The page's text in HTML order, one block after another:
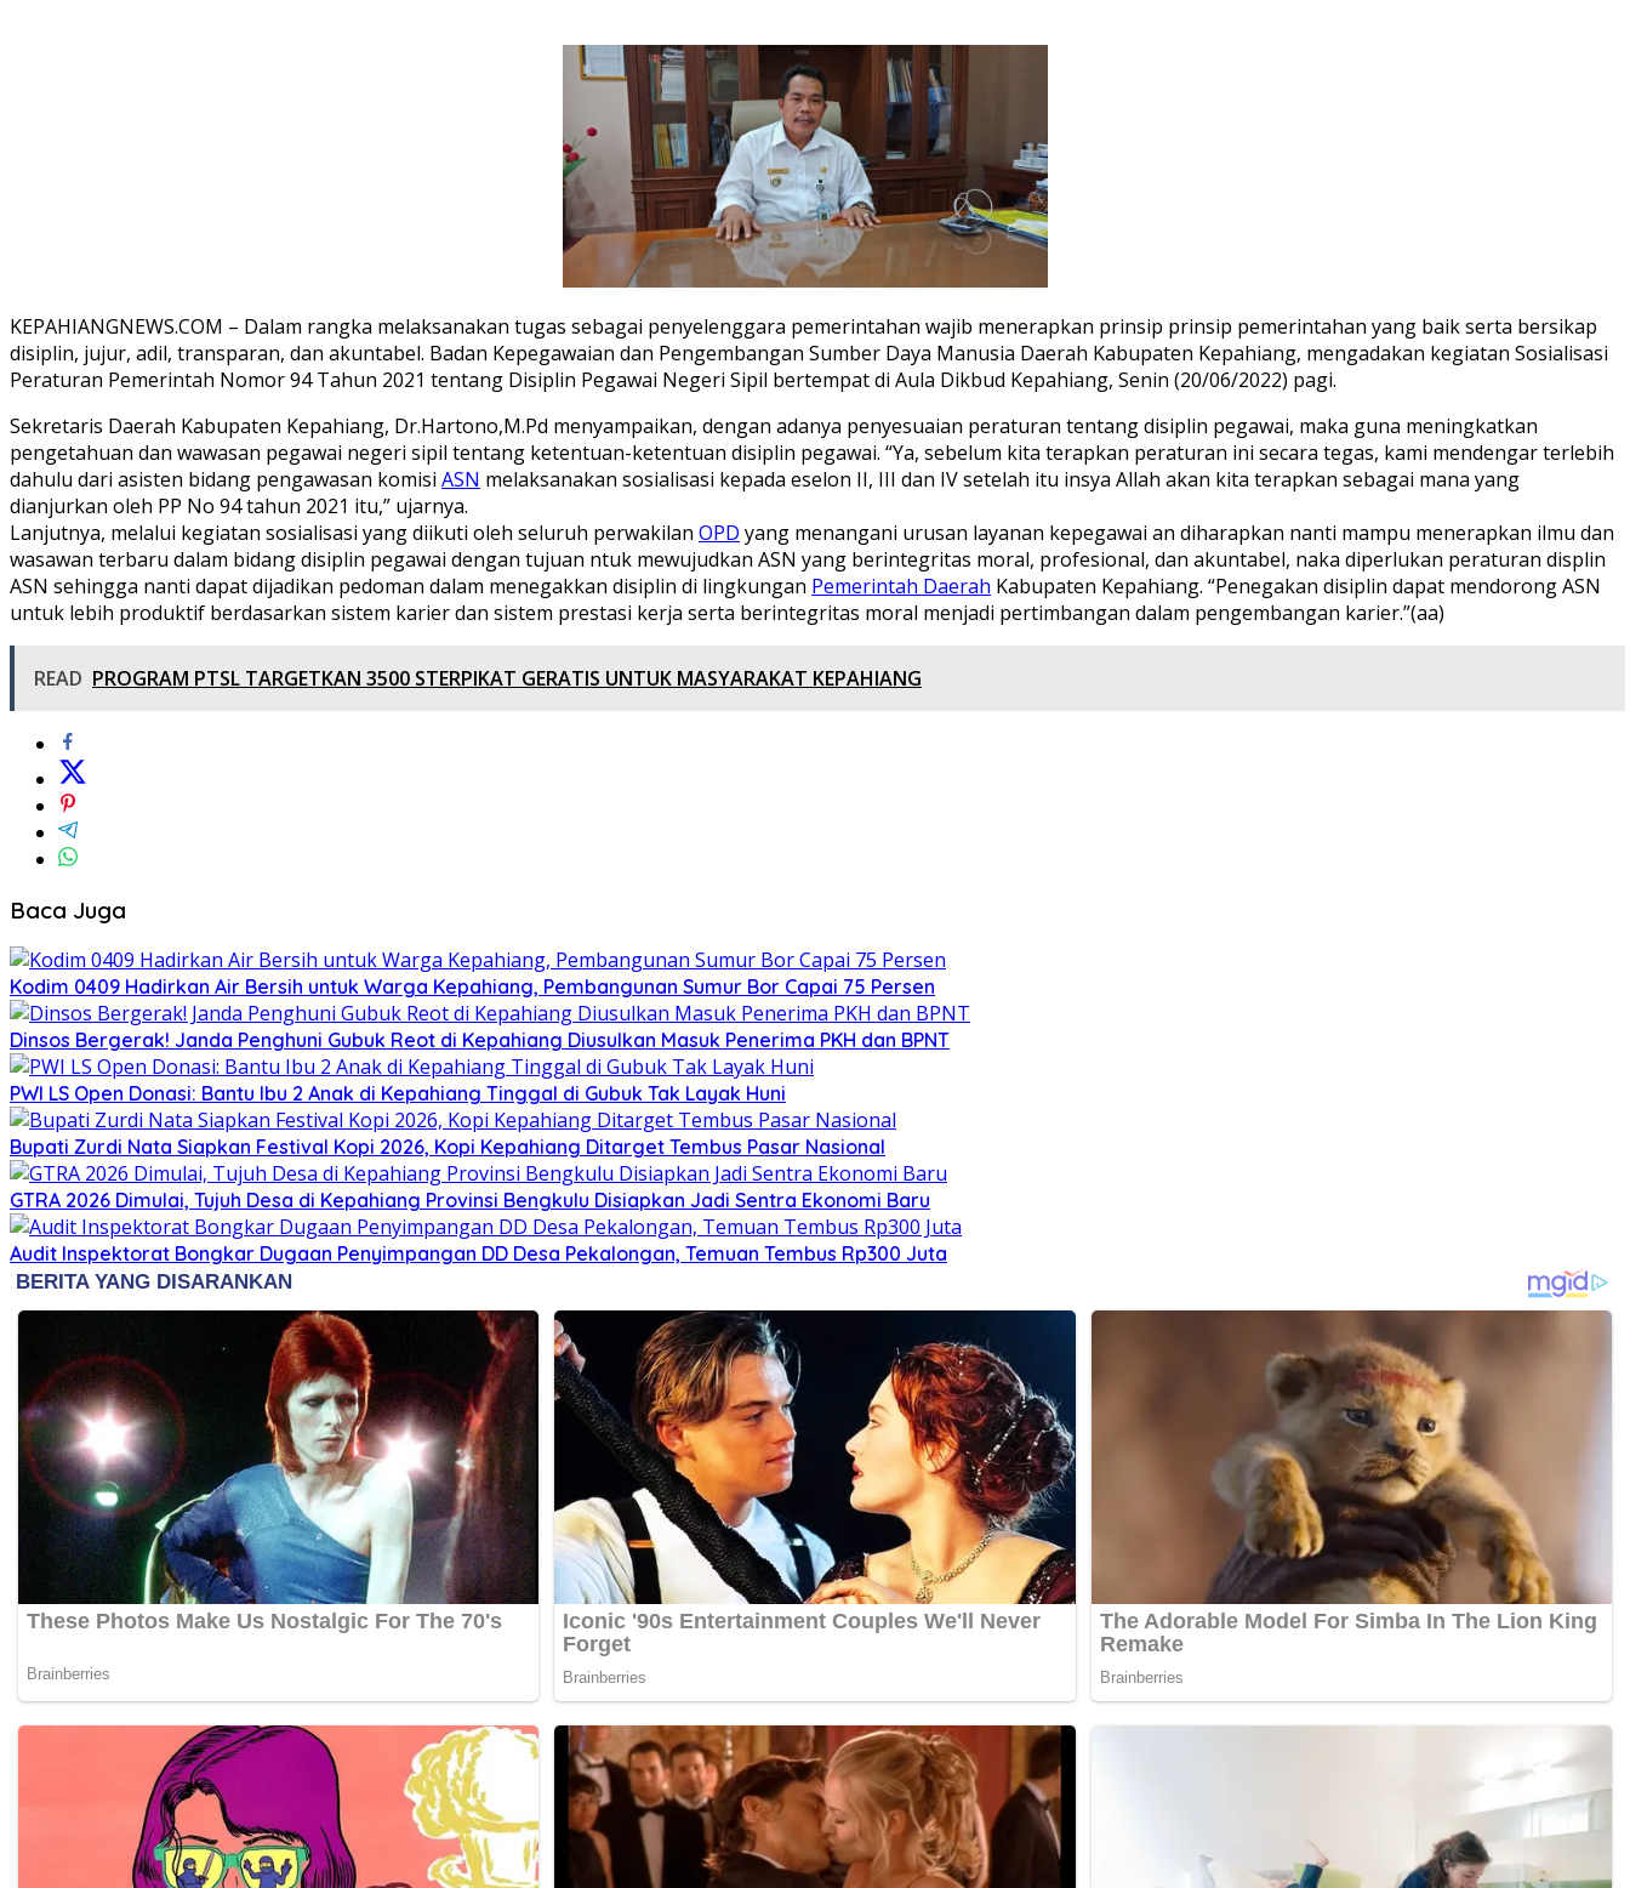
KEPAHIANGNEWS.COM – Dalam rangka melaksanakan tugas sebagai penyelenggara pemerintahan wajib menerapkan prinsip prinsip pemerintahan yang baik serta bersikap
disiplin, jujur, adil, transparan, dan akuntabel. Badan Kepegawaian dan Pengembangan Sumber Daya Manusia Daerah Kabupaten Kepahiang, mengadakan kegiatan Sosialisasi
Peraturan Pemerintah Nomor 94 Tahun 2021 tentang Disiplin Pegawai Negeri Sipil bertempat di Aula Dikbud Kepahiang, Senin (20/06/2022) pagi.
Sekretaris Daerah Kabupaten Kepahiang, Dr.Hartono,M.Pd menyampaikan, dengan adanya penyesuaian peraturan tentang disiplin pegawai, maka guna meningkatkan
pengetahuan dan wawasan pegawai negeri sipil tentang ketentuan-ketentuan disiplin pegawai. “Ya, sebelum kita terapkan peraturan ini secara tegas, kami mendengar terlebih
dahulu dari asisten bidang pengawasan komisi ASN melaksanakan sosialisasi kepada eselon II, III dan IV setelah itu insya Allah akan kita terapkan sebagai mana yang
dianjurkan oleh PP No 94 tahun 2021 itu,” ujarnya.
Lanjutnya, melalui kegiatan sosialisasi yang diikuti oleh seluruh perwakilan OPD yang menangani urusan layanan kepegawai an diharapkan nanti mampu menerapkan ilmu dan
wasawan terbaru dalam bidang disiplin pegawai dengan tujuan ntuk mewujudkan ASN yang berintegritas moral, profesional, dan akuntabel, naka diperlukan peraturan displin
ASN sehingga nanti dapat dijadikan pedoman dalam menegakkan disiplin di lingkungan Pemerintah Daerah Kabupaten Kepahiang. “Penegakan disiplin dapat mendorong ASN
untuk lebih produktif berdasarkan sistem karier dan sistem prestasi kerja serta berintegritas moral menjadi pertimbangan dalam pengembangan karier.”(aa)
READ PROGRAM PTSL TARGETKAN 3500 STERPIKAT GERATIS UNTUK MASYARAKAT KEPAHIANG
Baca Juga
Kodim 0409 Hadirkan Air Bersih untuk Warga Kepahiang, Pembangunan Sumur Bor Capai 75 Persen
Dinsos Bergerak! Janda Penghuni Gubuk Reot di Kepahiang Diusulkan Masuk Penerima PKH dan BPNT
PWI LS Open Donasi: Bantu Ibu 2 Anak di Kepahiang Tinggal di Gubuk Tak Layak Huni
Bupati Zurdi Nata Siapkan Festival Kopi 2026, Kopi Kepahiang Ditarget Tembus Pasar Nasional
GTRA 2026 Dimulai, Tujuh Desa di Kepahiang Provinsi Bengkulu Disiapkan Jadi Sentra Ekonomi Baru
Audit Inspektorat Bongkar Dugaan Penyimpangan DD Desa Pekalongan, Temuan Tembus Rp300 Juta